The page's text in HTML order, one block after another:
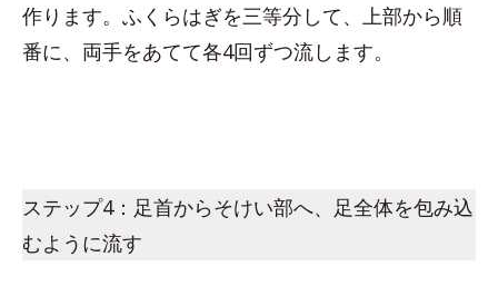
作ります。ふくらはぎを三等分して、上部から順
番に、両手をあてて各4回ずつ流します。
ステップ4：足首からそけい部へ、足全体を包み込
むように流す